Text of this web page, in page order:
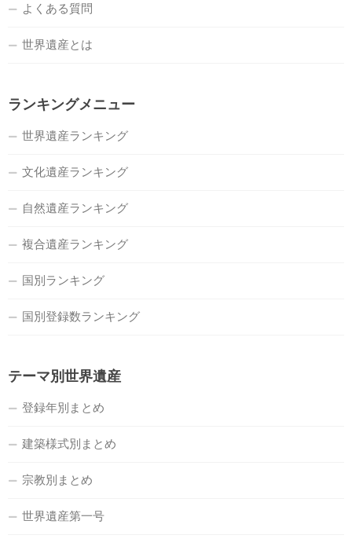
よくある質問
世界遺産とは
ランキングメニュー
世界遺産ランキング
文化遺産ランキング
自然遺産ランキング
複合遺産ランキング
国別ランキング
国別登録数ランキング
テーマ別世界遺産
登録年別まとめ
建築様式別まとめ
宗教別まとめ
世界遺産第一号